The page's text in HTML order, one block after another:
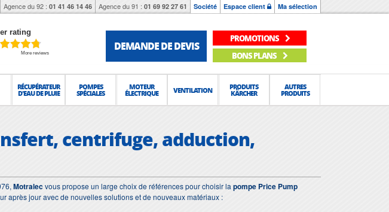
Agence du 92 : 01 41 46 14 46 Agence du 91 : 01 69 92 27 61 Société Espace client Ma sélection
rating
More reviews
DEMANDE DE DEVIS
PROMOTIONS
BONS PLANS
RÉCUPÉRATEUR
D'EAU DE PLUIE
POMPES
SPÉCIALES
MOTEUR
ÉLECTRIQUE VENTILATION PRODUITS
KÄRCHER
AUTRES
PRODUITS
centrifuge, adduction,
Motralecvous propose un large choix de références pour choisir la pompe Price Pump
après jour avec de nouvelles solutions et de nouveaux matériaux :